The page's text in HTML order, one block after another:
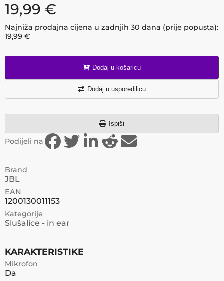
19,99 €
Najniža prodajna cijena u zadnjih 30 dana (prije popusta):
19,99 €
Dodaj u košaricu
Dodaj u usporedilicu
Ispiši
Podijeli na
Brand
JBL
EAN
1200130011153
Kategorije
Slušalice - in ear
KARAKTERISTIKE
Mikrofon
Da